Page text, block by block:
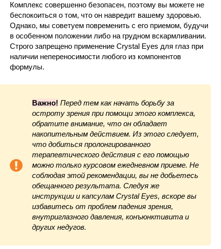
Комплекс совершенно безопасен, поэтому вы можете не
беспокоиться о том, что он навредит вашему здоровью.
Однако, мы советуем повременить с его приемом, будучи
в особенном положении либо на грудном вскармливании.
Строго запрещено применение Crystal Eyes для глаз при
наличии непереносимости любого из компонентов
формулы.
Важно! Перед тем как начать борьбу за
остроту зрения при помощи этого комплекса,
обратите внимание, что он обладает
накопительным действием. Из этого следует,
что добиться пролонгированного
терапевтического действия с его помощью
можно только курсовом ежедневном приеме. Не
соблюдая этой рекомендации, вы не добьетесь
обещанного результата. Следуя же
инструкции и капсулам Crystal Eyes, вскоре вы
избавитесь от проблем падения зрения,
внутриглазного давления, конъюнктивита и
других недугов.